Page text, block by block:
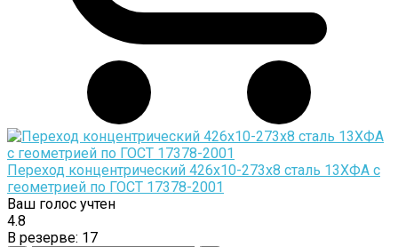
Переход концентрический 426х10-273х8 сталь 13ХФА с
геометрией по ГОСТ 17378-2001
Ваш голос учтен
4.8
В резерве: 17